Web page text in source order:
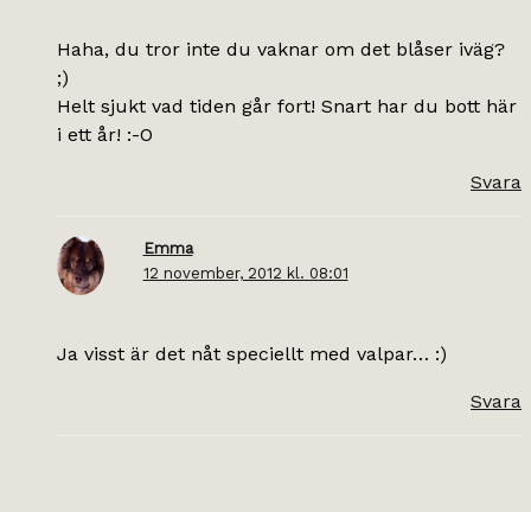
Haha, du tror inte du vaknar om det blåser iväg?
;)
Helt sjukt vad tiden går fort! Snart har du bott här
i ett år! :-O
Svara
Emma
12 november, 2012 kl. 08:01
Ja visst är det nåt speciellt med valpar… :)
Svara